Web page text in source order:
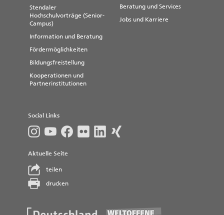
Stendaler
Hochschulvorträge (Senior-
Campus)
Information und Beratung
Fördermöglichkeiten
Bildungsfreistellung
Kooperationen und
Partnerinstitutionen
Beratung und Services
Jobs und Karriere
Social Links
Aktuelle Seite
teilen
drucken